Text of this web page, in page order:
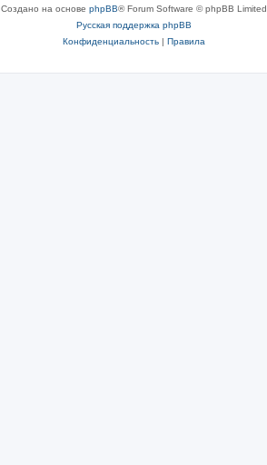
Создано на основе phpBB® Forum Software © phpBB Limited
Русская поддержка phpBB
Конфиденциальность| Правила